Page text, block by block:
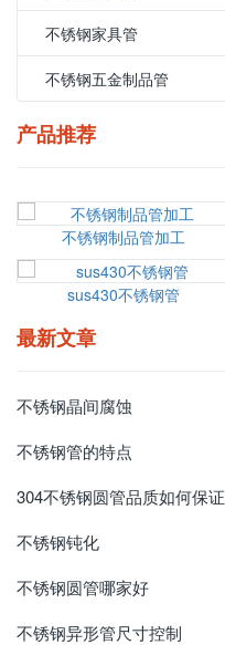
不锈钢家具管
不锈钢五金制品管
产品推荐
不锈钢制品管加工
sus430不锈钢管
最新文章
不锈钢晶间腐蚀
不锈钢管的特点
304不锈钢圆管品质如何保证
不锈钢钝化
不锈钢圆管哪家好
不锈钢异形管尺寸控制